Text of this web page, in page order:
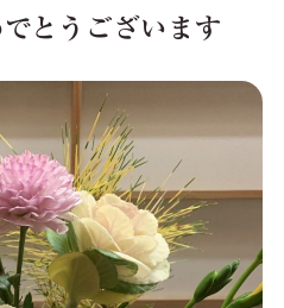
とうございます